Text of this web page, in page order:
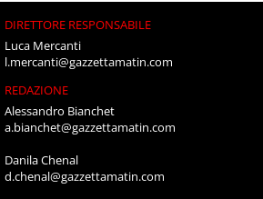
DIRETTORE RESPONSABILE
Luca Mercanti
l.mercanti@gazzettamatin.com
REDAZIONE
Alessandro Bianchet
a.bianchet@gazzettamatin.com
Danila Chenal
d.chenal@gazzettamatin.com